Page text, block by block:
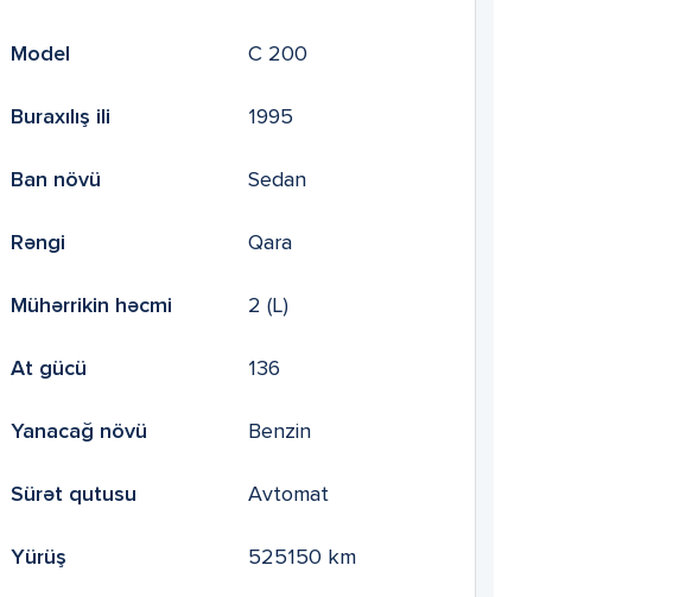
Model C 200
Buraxılış ili 1995
Ban növü Sedan
Rəngi Qara
Mühərrikin həcmi 2 (L)
At gücü 136
Yanacağ növü Benzin
Sürət qutusu Avtomat
Yürüş 525150 km